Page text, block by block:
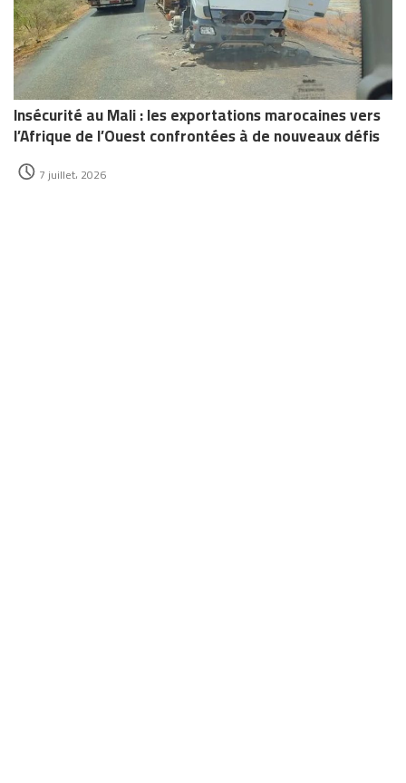
Insécurité au Mali : les exportations marocaines vers
l’Afrique de l’Ouest confrontées à de nouveaux défis
7 juillet، 2026